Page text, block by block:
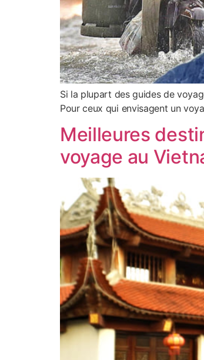
Si la plupart des guides de
Pour ceux qui envisagent un
Meilleures
voyage au